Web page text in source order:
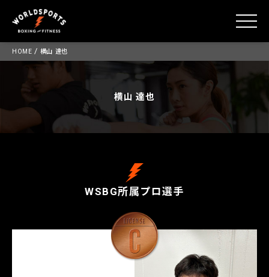
Skip
to
HOME / 横山 達也
横山 達也
WSBG所属プロ選手